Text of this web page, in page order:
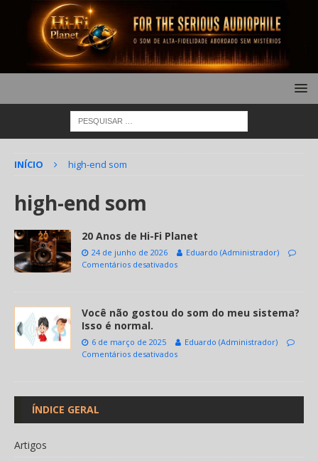
INÍCIO high-end som
high-end som
20 Anos de Hi-Fi Planet
24 de junho de 2026
Eduardo (Administrador)
Comentários desativados
Você não gostou do som do meu sistema?
Isso é normal.
6 de março de 2025
Eduardo (Administrador)
Comentários desativados
ÍNDICE GERAL
Artigos